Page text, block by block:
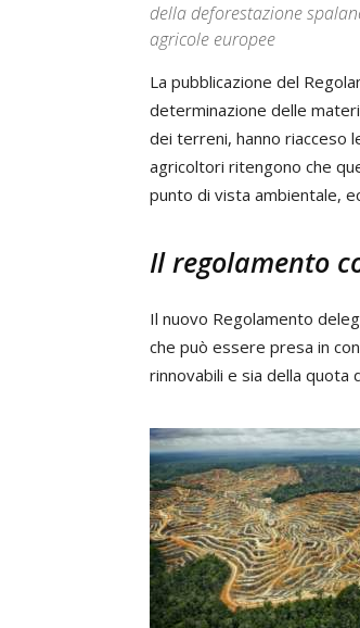
della deforestazione
agricole europee
La pubblicazione del
determinazione delle
dei terreni, hanno riacceso
agricoltori ritengono che
punto di vista ambientale,
Il regolamento
Il nuovo Regolamento
che può essere presa in
rinnovabili e sia della